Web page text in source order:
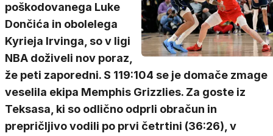
poškodovanega Luke
Dončića in obolelega
Kyrieja Irvinga, so v ligi
NBA doživeli nov poraz,
že peti zaporedni. S 119:104 se je domače zmage
veselila ekipa Memphis Grizzlies. Za goste iz
Teksasa, ki so odlično odprli obračun in
prepričljivo vodili po prvi četrtini (36:26), v